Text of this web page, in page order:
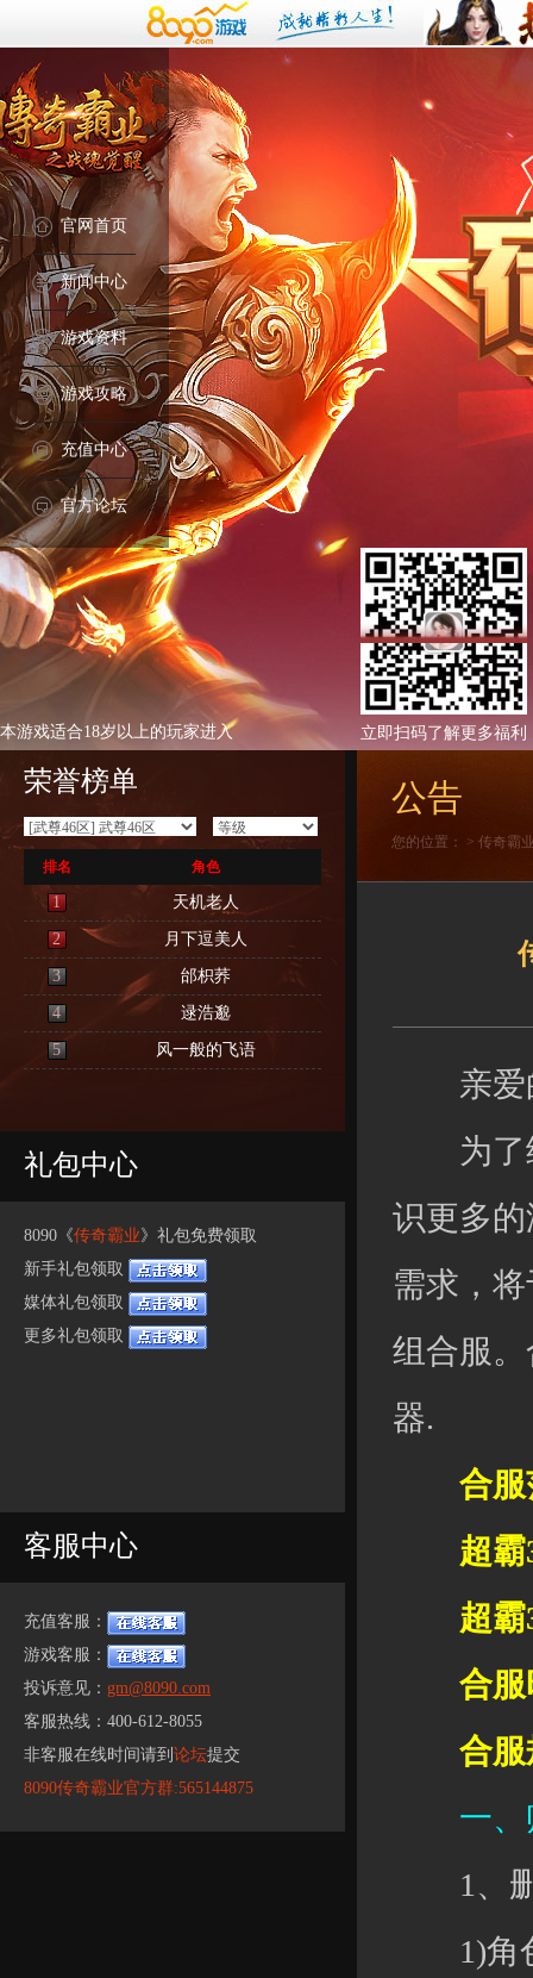
立即扫码了解更多福利
官网首页
新闻中心
游戏资料
游戏攻略
充值中心
官方论坛
本游戏适合18岁以上的玩家进入
荣誉榜单
排名 角色
1 天机老人
2 月下逗美人
3 邰枳荞
4 逯浩邈
5 风一般的飞语
礼包中心
8090《传奇霸业》礼包免费领取
新手礼包领取
媒体礼包领取
更多礼包领取
客服中心
充值客服：
游戏客服：
投诉意见： gm@8090.com
客服热线：400-612-8055
非客服在线时间请到 论坛提交
8090传奇霸业官方群:565144875
公告
您的位置： > 传奇霸
亲爱
为了给
识更多
需求，
组合服
器.
合服
超霸
超霸
合服时
合服
一、
1、删
1)角